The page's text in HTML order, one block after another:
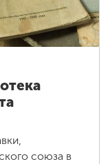
союза в